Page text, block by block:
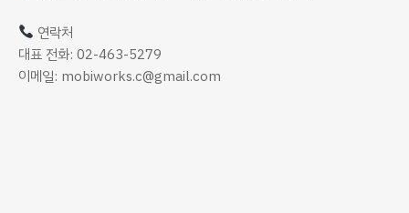
연락처
대표 전화: 02-463-5279
이메일: mobiworks.c@gmail.com